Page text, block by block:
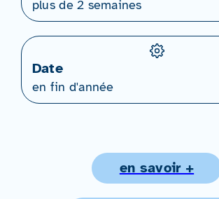
plus de 2 semaines
Date
en fin d'année
en savoir +